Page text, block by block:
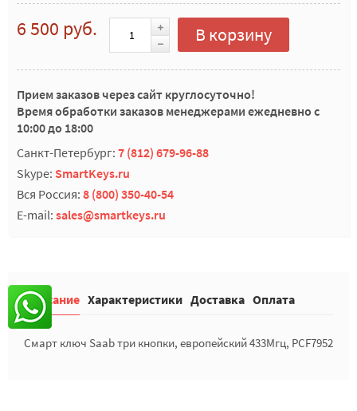
6 500 руб. В корзину
Прием заказов через сайт круглосуточно!
Время обработки заказов менеджерами ежедневно с
10:00 до 18:00
Санкт-Петербург: 7 (812) 679-96-88
Skype: SmartKeys.ru
Вся Россия: 8 (800) 350-40-54
E-mail: sales@smartkeys.ru
Описание Характеристики Доставка Оплата
Смарт ключ Saab три кнопки, европейский 433Мгц, PCF7952